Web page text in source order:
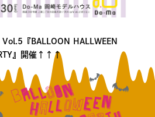
『BALLOON HALLWEEN
』開催↑↑↑